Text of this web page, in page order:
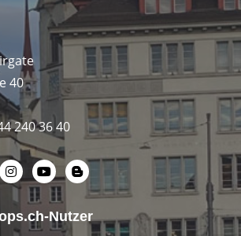
40
240 36 40
Nutzer